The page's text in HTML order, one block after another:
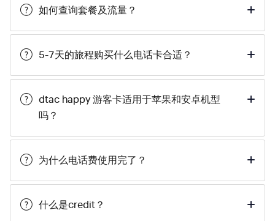
如何查询套餐及流量？
5-7天的旅程购买什么电话卡合适？
dtac happy 游客卡适用于苹果和安卓机型
吗？
为什么电话费使用完了？
什么是credit？